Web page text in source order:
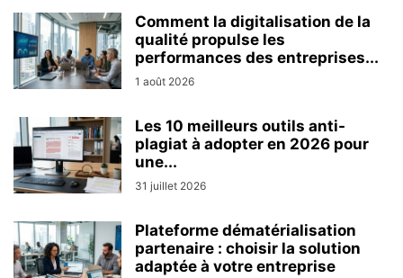
Comment la digitalisation de la
qualité propulse les
performances des entreprises...
1 août 2026
Les 10 meilleurs outils anti-
plagiat à adopter en 2026 pour
une...
31 juillet 2026
Plateforme dématérialisation
partenaire : choisir la solution
adaptée à votre entreprise